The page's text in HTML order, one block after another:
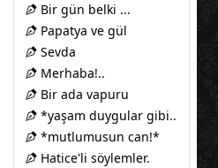
Bir gün belki ...
Papatya ve gül
Sevda
Merhaba!..
Bir ada vapuru
*yaşam duygular gibi..
*mutlumusun can!*
Hatice'li söylemler.